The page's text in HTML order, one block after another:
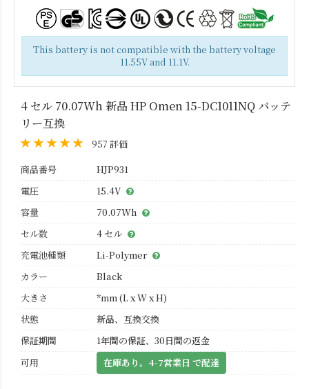
This battery is not compatible with the battery voltage
11.55V and 11.1V.
4 セル 70.07Wh 新品 HP Omen 15-DC1011NQ バッテ
リー互換
957 評価
商品番号
HJP931
電圧
15.4V
容量
70.07Wh
セル数
4 セル
充電池種類
Li-Polymer
カラー
Black
大きさ
*mm (L x W x H)
状態
新品、互換交換
保証期間
1年間の保証、30日間の返金
可用
在庫あり。4-7営業日 で配達